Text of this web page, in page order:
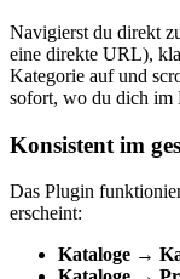
Navigierst du direkt
eine direkte URL),
Kategorie auf und
sofort, wo du dich im
Konsistent im
Das Plugin
erscheint:
Kataloge →